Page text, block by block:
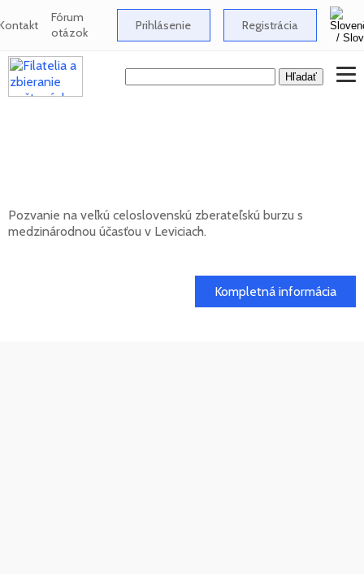
Fórum
otázok Prihlásenie Registrácia
Pozvanie na veľkú celoslovenskú zberateľskú burzu s
medzinárodnou účasťou v Leviciach.
Kompletná informácia